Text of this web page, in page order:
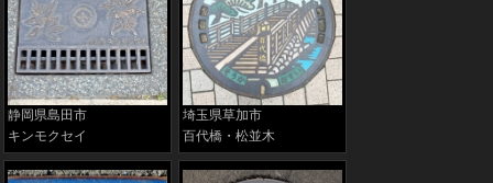
静岡県島田市
キンモクセイ
埼玉県草加市
百代橋・松並木